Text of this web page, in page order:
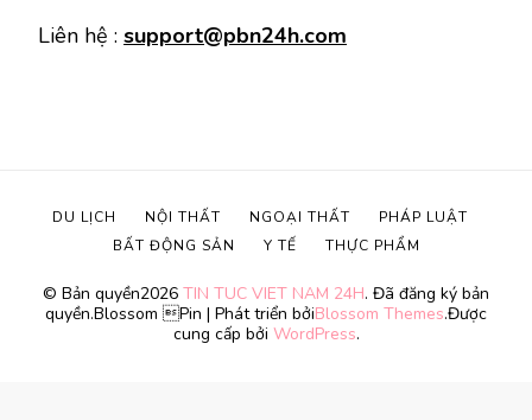
Liên hệ : support@pbn24h.com
© Bản quyền2026 TIN TUC VIET NAM 24H. Đã đăng ký bản
quyền.Blossom Pin | Phát triển bởiBlossom Themes.Được
cung cấp bởi WordPress.
DU LỊCH NỘI THẤT NGOẠI THẤT
PHÁP LUẬT
BẤT ĐỘNG SẢN
Y TẾ THỰC PHẨM